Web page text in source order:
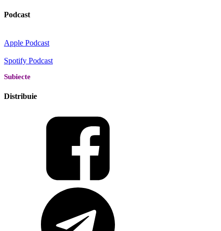
Podcast
Apple Podcast
Spotify Podcast
Subiecte
Distribuie